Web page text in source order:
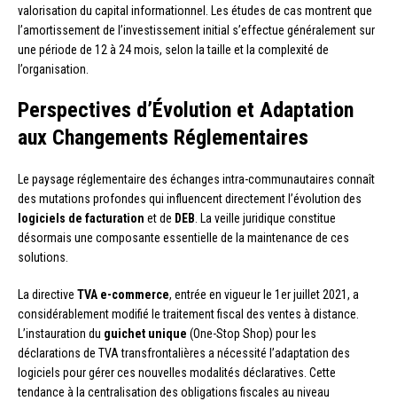
valorisation du capital informationnel. Les études de cas montrent que
l’amortissement de l’investissement initial s’effectue généralement sur
une période de 12 à 24 mois, selon la taille et la complexité de
l’organisation.
Perspectives d’Évolution et Adaptation
aux Changements Réglementaires
Le paysage réglementaire des échanges intra-communautaires connaît
des mutations profondes qui influencent directement l’évolution des
logiciels de facturation et de DEB. La veille juridique constitue
désormais une composante essentielle de la maintenance de ces
solutions.
La directive TVA e-commerce, entrée en vigueur le 1er juillet 2021, a
considérablement modifié le traitement fiscal des ventes à distance.
L’instauration du guichet unique (One-Stop Shop) pour les
déclarations de TVA transfrontalières a nécessité l’adaptation des
logiciels pour gérer ces nouvelles modalités déclaratives. Cette
tendance à la centralisation des obligations fiscales au niveau